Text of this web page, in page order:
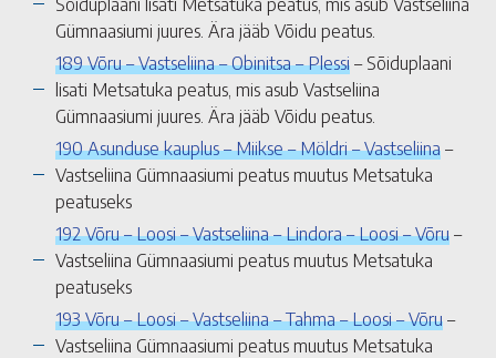
Gümnaasiumi juures. Ära jääb Võidu peatus.
189 Võru – Vastseliina – Obinitsa – Plessi– Sõiduplaani
lisati Metsatuka peatus, mis asub Vastseliina
Gümnaasiumi juures. Ära jääb Võidu peatus.
190 Asunduse kauplus – Miikse – Möldri – Vastseliina–
Vastseliina Gümnaasiumi peatus muutus Metsatuka
peatuseks
192 Võru – Loosi – Vastseliina – Lindora – Loosi – Võru–
Vastseliina Gümnaasiumi peatus muutus Metsatuka
peatuseks
193 Võru – Loosi – Vastseliina – Tahma – Loosi – Võru–
Vastseliina Gümnaasiumi peatus muutus Metsatuka